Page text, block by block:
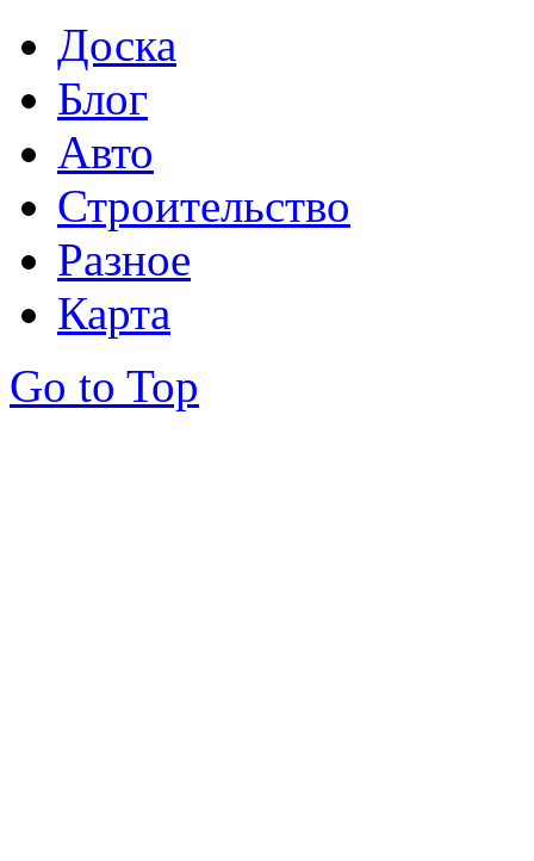
Доска
Блог
Авто
Строительство
Разное
Карта
Go to Top